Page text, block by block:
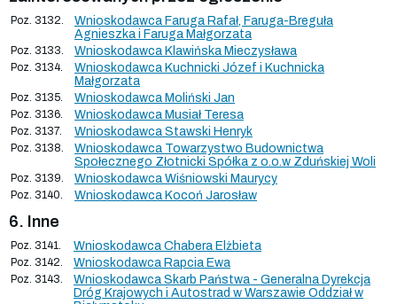
Poz. 3132.
Wnioskodawca Faruga Rafał, Faruga-Breguła
Agnieszka i Faruga Małgorzata
Poz. 3133. Wnioskodawca Klawińska Mieczysława
Poz. 3134.
Wnioskodawca Kuchnicki Józef i Kuchnicka
Małgorzata
Poz. 3135. Wnioskodawca Moliński Jan
Poz. 3136. Wnioskodawca Musiał Teresa
Poz. 3137. Wnioskodawca Stawski Henryk
Poz. 3138.
Wnioskodawca Towarzystwo Budownictwa
Społecznego Złotnicki Spółka z o.o.w Zduńskiej Woli
Poz. 3139. Wnioskodawca Wiśniowski Maurycy
Poz. 3140. Wnioskodawca Kocoń Jarosław
6. Inne
Poz. 3141. Wnioskodawca Chabera Elżbieta
Poz. 3142. Wnioskodawca Rapcia Ewa
Poz. 3143.
Wnioskodawca Skarb Państwa - Generalna Dyrekcja
Dróg Krajowych i Autostrad w Warszawie Oddział w